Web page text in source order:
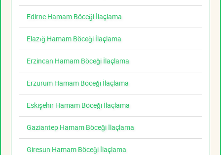
Edirne Hamam Böceği İlaçlama
Elazığ Hamam Böceği İlaçlama
Erzincan Hamam Böceği İlaçlama
Erzurum Hamam Böceği İlaçlama
Eskişehir Hamam Böceği İlaçlama
Gaziantep Hamam Böceği İlaçlama
Giresun Hamam Böceği İlaçlama